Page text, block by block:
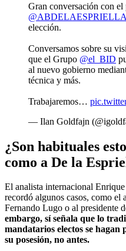
Gran conversación con el
@ABDELAESPRIELLA
elección.
Conversamos sobre su
que el Grupo @el_BID
al nuevo gobierno
técnica y más.
Trabajaremos…
— Ilan Goldfajn
¿Son habituales
como a De la
El analista internacional
recordó algunos casos, como el
Fernando Lugo o al presidente
embargo, sí señala que lo
mandatarios electos se
su posesión, no antes.